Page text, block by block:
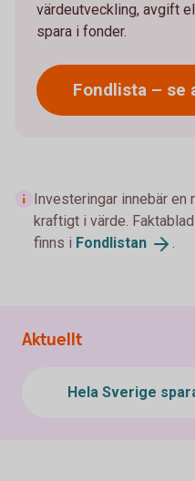
värdeutveckling, avgift
spara i fonder.
Fondlista – se
Investeringar innebär en
kraftigt i värde.
finns i Fondlistan .
Aktuellt
Hela Sverige